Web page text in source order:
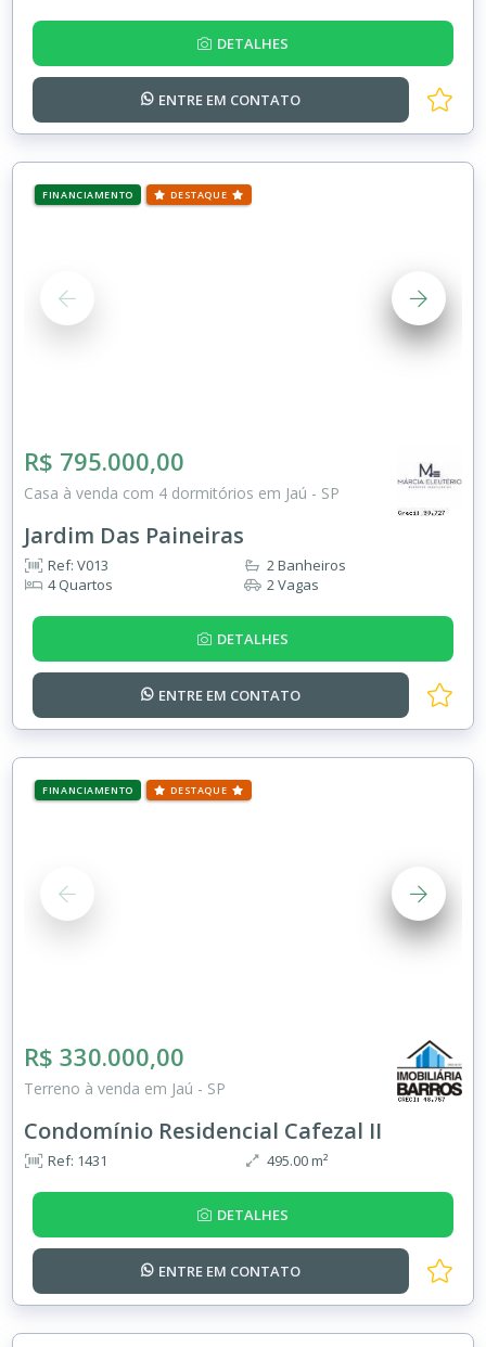
DETALHES
ENTRE EM CONTATO
FINANCIAMENTO DESTAQUE
R$ 795.000,00
Casa à venda com 4 dormitórios em Jaú - SP
Jardim Das Paineiras
Ref: V013
4 Quartos
2 Banheiros
2 Vagas
DETALHES
ENTRE EM CONTATO
FINANCIAMENTO DESTAQUE
R$ 330.000,00
Terreno à venda em Jaú - SP
Condomínio Residencial Cafezal II
Ref: 1431 495.00 m²
DETALHES
ENTRE EM CONTATO